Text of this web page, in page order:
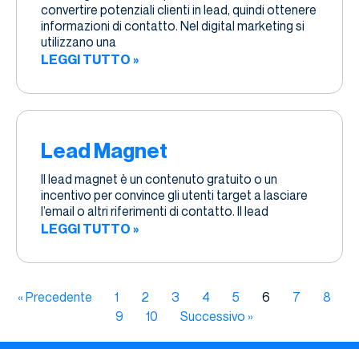
convertire potenziali clienti in lead, quindi ottenere
informazioni di contatto. Nel digital marketing si
utilizzano una
LEGGI TUTTO »
Lead Magnet
Il lead magnet è un contenuto gratuito o un
incentivo per convince gli utenti target a lasciare
l’email o altri riferimenti di contatto. Il lead
LEGGI TUTTO »
« Precedente 1 2 3 4 5 6 7
8
9
10 Successivo »